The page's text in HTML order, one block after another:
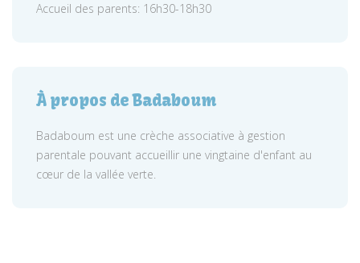
Accueil des parents: 16h30-18h30
À propos de Badaboum
Badaboum est une crèche associative à gestion
parentale pouvant accueillir une vingtaine d'enfant au
cœur de la vallée verte.